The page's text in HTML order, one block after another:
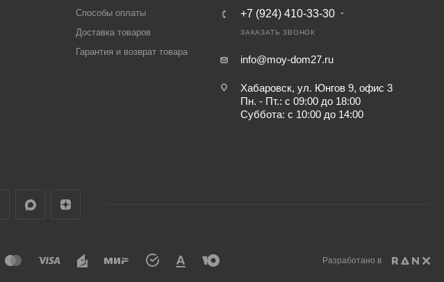
Способы оплаты
Доставка товаров
Гарантия и возврат товара
+7 (924) 410-33-30
ЗАКАЗАТЬ ЗВОНОК
info@moy-dom27.ru
Хабаровск, ул. Юнгов 9, офис 3
Пн. - Пт.: с 09:00 до 18:00
Суббота: с 10:00 до 14:00
Разработано в